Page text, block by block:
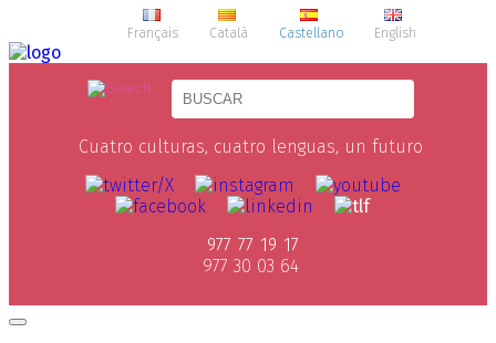
Français Català Castellano English
Cuatro culturas, cuatro lenguas, un futuro
977 77 19 17
977 30 03 64